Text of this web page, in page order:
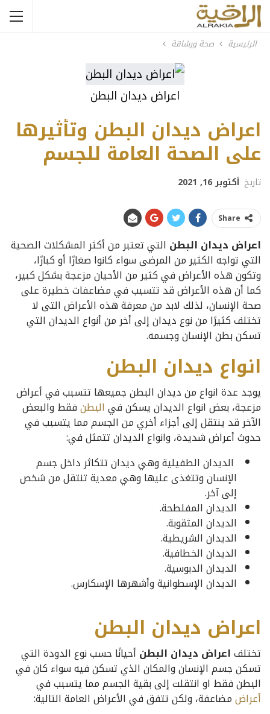
الرئيسية صحة ورشاقة
اعراض ديدان البطن
اعراض ديدان البطن وتأثيرها
على الصحة العامة للجسم
تاريخ أكتوبر 16, 2021
Share
اعراض ديدان البطن التي تعتبر من أكثر المشكلات الصحية
التي تواجه الكثير من المرضى سواء كانوا صغارًا أو كبارًا،
وتكون هذه الأعراض في كثير من الأحيان مزعجة بشكل كبير،
كما أن هذه الأعراض قد تتسبب في مضاعفات خطيرة على
صحة الإنسان، لذلك لابد من معرفة هذه الأعراض التى لا
تختلف كثيرًا من نوع ديدان إلى أخر من أنواع الديدان التي
تسكن بطن الإنسان وجسمه.
انواع ديدان البطن
يوجد عدة انواع من ديدان البطن جميعها تتسبب في أعراض
مزعجة، بعض انواع الديدان يسكن في البطنفقط والبعض
الآخر قد ينتقل إلى أجزاء أخري من الجسم مما يتسبب في
حدوث أعراض شديدة، وانواع الديدان تتمثل في:
الديدان الطفيلية وهي ديدان تتكاثر داخل جسم
الإنسان وتتغذى عليها وهي معدية تنتقل من شخص
إلى آخر.
الديدان المفلطحة.
الديدان المثقوبة.
الديدان الشريطية.
الديدان الخطافية.
الديدان الدبوسية.
الديدان الإسطوانية وأشهرها الإسكارس.
اعراض ديدان البطن
تختلفاعراض ديدان البطن أحيانًا حسب نوع الدودة التي
تسكن جسم الإنسان والمكان الذي تسكن فيه سواء كان في
البطن فقط او انتقلت إلى بقية الجسم مما يتسبب في
أعراضمضاعفة، ولكن تتفق في الأعراض العامة التالية: